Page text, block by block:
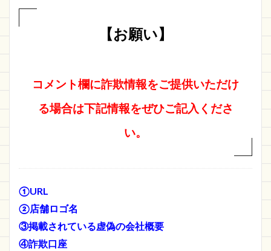
【お願い】
コメント欄に詐欺情報をご提供いただけ
る場合は下記情報をぜひご記入くださ
い。
①URL
②店舗ロゴ名
③掲載されている虚偽の会社概要
④詐欺口座